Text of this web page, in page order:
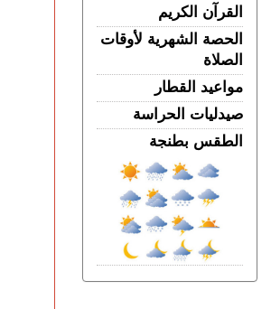
القرآن الكريم
الحصة الشهرية لأوقات
الصلاة
مواعيد القطار
صيدليات الحراسة
الطقس بطنجة